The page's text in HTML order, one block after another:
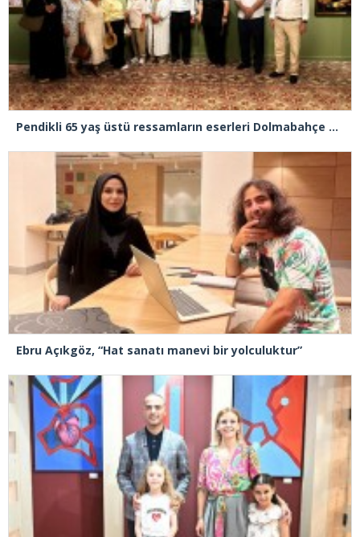
Pendikli 65 yaş üstü ressamların eserleri Dolmabahçe Sarayı’na taşındı
Ebru Açıkgöz, “Hat sanatı manevi bir yolculuktur”